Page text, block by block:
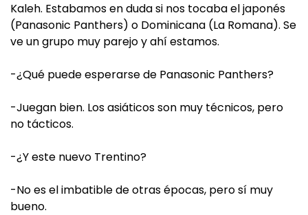
Kaleh. Estabamos en duda si nos tocaba el japonés
(Panasonic Panthers) o Dominicana (La Romana). Se
ve un grupo muy parejo y ahí estamos.
-¿Qué puede esperarse de Panasonic Panthers?
-Juegan bien. Los asiáticos son muy técnicos, pero
no tácticos.
-¿Y este nuevo Trentino?
-No es el imbatible de otras épocas, pero sí muy
bueno.